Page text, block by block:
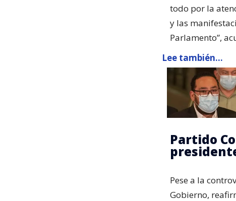
todo por la
y las
Parlamento”,
Lee también...
Partido
Pese a la
Gobierno,